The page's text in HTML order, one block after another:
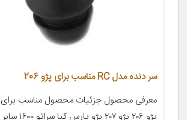
سر دنده مدل RC مناسب برای پژو 206
پژو ۲۰۶ پژو ۲۰۷ پژو پارس کیا سراتو ۱۶۰۰ سایر توضیحات […]